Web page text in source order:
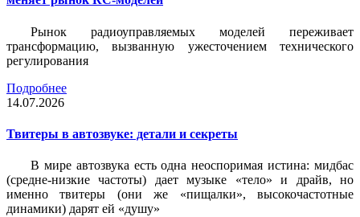
Рынок радиоуправляемых моделей переживает
трансформацию, вызванную ужесточением технического
регулирования
Подробнее
14.07.2026
Твитеры в автозвуке: детали и секреты
В мире автозвука есть одна неоспоримая истина: мидбас
(средне-низкие частоты) дает музыке «тело» и драйв, но
именно твитеры (они же «пищалки», высокочастотные
динамики) дарят ей «душу»